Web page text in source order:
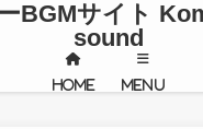
BGMサイト
sound
HOME MENU